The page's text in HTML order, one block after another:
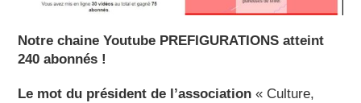
Notre chaine Youtube PREFIGURATIONS atteint
240 abonnés !
Le mot du président de l’association « Culture,